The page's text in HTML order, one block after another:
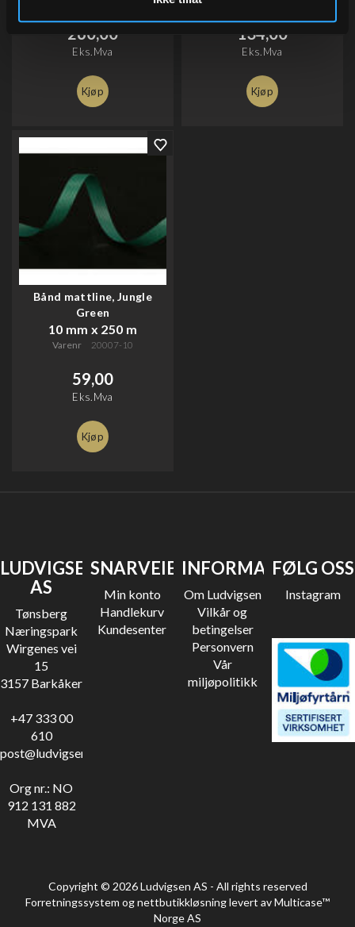
260,00
Eks.Mva
Kjøp
134,00
Eks.Mva
Kjøp
Bånd mattline, Jungle
Green
10 mm x 250 m
Varenr 20007-10
59,00
Eks.Mva
Kjøp
LUDVIGSEN
AS
Tønsberg
Næringspark
Wirgenes vei
15
3157 Barkåker
+47 333 00
610
post@ludvigsen.no
Org nr.: NO
912 131 882
MVA
SNARVEIER
Min konto
Handlekurv
Kundesenter
INFORMASJON
Om Ludvigsen
Vilkår og
betingelser
Personvern
Vår
miljøpolitikk
FØLG OSS
Instagram
Copyright © 2026 Ludvigsen AS - All rights reserved
Forretningssystem ognettbutikkløsninglevert avMulticase™
Norge AS